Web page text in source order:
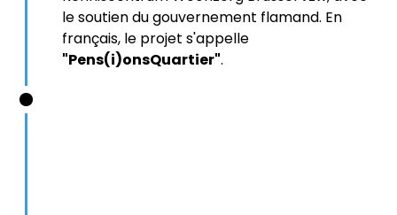
le soutien du gouvernement flamand. En
français, le projet s'appelle
"Pens(i)onsQuartier".